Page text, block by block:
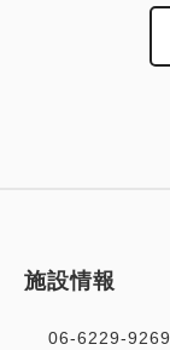
施設情報
06-6229-9269